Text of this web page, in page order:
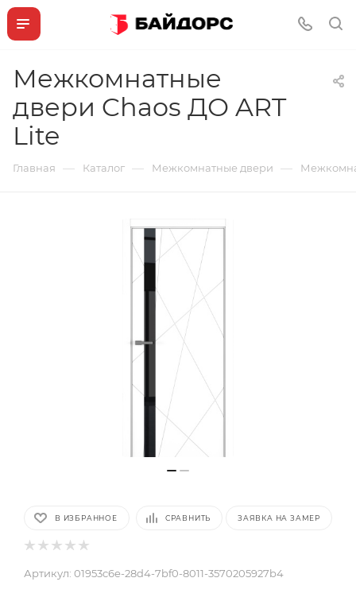
Межкомнатные
двери Chaos ДО ART
Lite
Главная — Каталог — Межкомнатные двери —
В ИЗБРАННОЕ СРАВНИТЬ ЗАЯВКА НА ЗАМЕР
Артикул: 01953c6e-28d4-7bf0-8011-3570205927b4